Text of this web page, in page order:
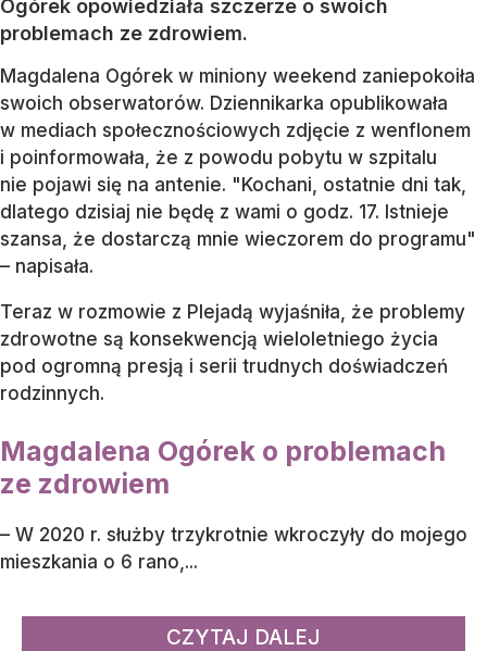
Ogórek opowiedziała szczerze o swoich
problemach ze zdrowiem.
Magdalena Ogórek w miniony weekend zaniepokoiła
swoich obserwatorów. Dziennikarka opublikowała
w mediach społecznościowych zdjęcie z wenflonem
i poinformowała, że z powodu pobytu w szpitalu
nie pojawi się na antenie. "Kochani, ostatnie dni tak,
dlatego dzisiaj nie będę z wami o godz. 17. Istnieje
szansa, że dostarczą mnie wieczorem do programu"
– napisała.
Teraz w rozmowie z Plejadą wyjaśniła, że problemy
zdrowotne są konsekwencją wieloletniego życia
pod ogromną presją i serii trudnych doświadczeń
rodzinnych.
Magdalena Ogórek o problemach
ze zdrowiem
– W 2020 r. służby trzykrotnie wkroczyły do mojego
mieszkania o 6 rano,...
CZYTAJ DALEJ